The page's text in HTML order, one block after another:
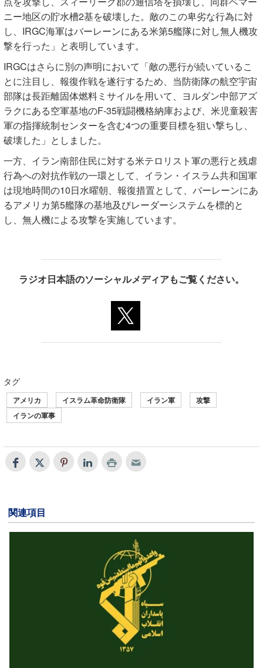
ニー地区の貯水槽2基を破壊した。敵のこの卑劣な行為に対
し、IRGC海軍はバーレーンにある米第5艦隊に対し無人機攻
撃を行った」と表明しています。
IRGCはさらに別の声明において「敵の悪行が続いているこ
とに注目し、報復作戦を遂行するため、当防衛隊の航空宇宙
部隊は長距離固体燃料ミサイルを用いて、ヨルダン中部アズ
ラクにある空軍基地のF-35戦闘機格納庫および、米児童殺害
軍の指揮統制センターを含む4つの重要目標を狙い撃ちし、
破壊した」としました。
一方、イラン南部住民に対する米テロリスト軍の悪行と残虐
行為への対抗作戦の一環として、イラン・イスラム共和国軍
は現地時間の10日水曜朝、報復措置として、バーレーンにあ
るアメリカ第5艦隊の基地及びレーダーシステムを標的と
し、無人機による攻撃を実施しています。
ラジオ日本語のソーシャルメディアもご覧ください。
タグ
アメリカ イスラム革命防衛隊 イラン軍
攻撃
イランの軍事
関連項目